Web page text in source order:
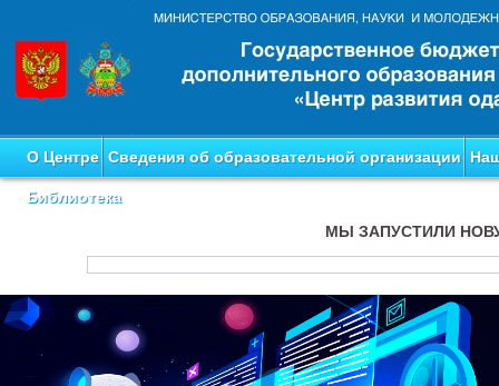
О Центре Сведения об образовательной организации
Библиотека
МЫ ЗАПУСТИЛИ